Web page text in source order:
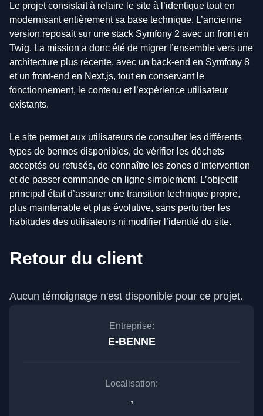
Le projet consistait à refaire le site à l’identique tout en
modernisant entièrement sa base technique. L’ancienne
version reposait sur une stack Symfony 2 avec un front en
Twig. La mission a donc été de migrer l’ensemble vers une
architecture plus récente, avec un back-end en Symfony 8
et un front-end en Next.js, tout en conservant le
fonctionnement, le contenu et l’expérience utilisateur
existants.
Le site permet aux utilisateurs de consulter les différents
types de bennes disponibles, de vérifier les déchets
acceptés ou refusés, de connaître les zones d’intervention
et de passer commande en ligne simplement. L’objectif
principal était d’assurer une transition technique propre,
plus maintenable et plus évolutive, sans perturber les
habitudes des utilisateurs ni modifier l’identité du site.
Retour du client
Aucun témoignage n'est disponible pour ce projet.
Entreprise:
E-BENNE
Localisation:
,